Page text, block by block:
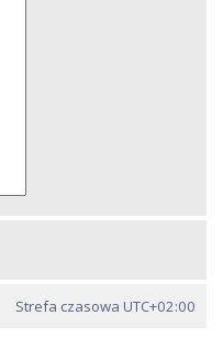
Strefa czasowa UTC+02:00